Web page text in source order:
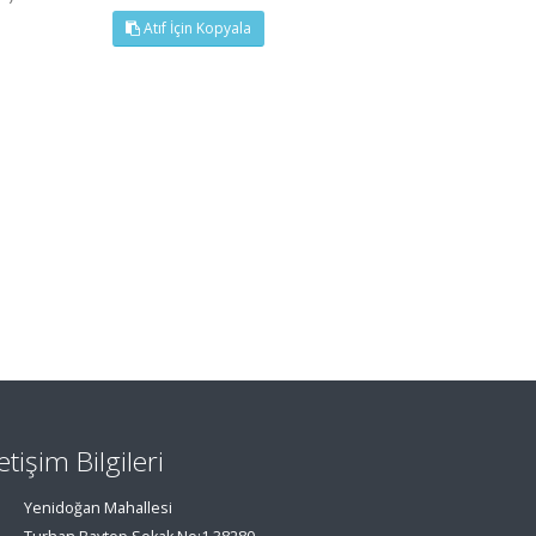
Atıf İçin Kopyala
Bilgileri
Yenidoğan Mahallesi